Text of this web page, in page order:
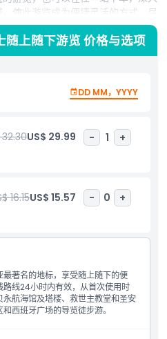
使此游览成为便捷灵活的方式，尽
市观光巴士随上随下游览的最大优点
程。无论您是想参观历史遗址、在
此游览都让您自由探索塞维利亚。巴
下游览是完美选择。它是了解塞维
式，无需自己烦恼导航。
随上随下游览 价格与选项
DD MM，YYYY
32.30US$ 29.99 - 1 +
16.15US$ 15.57 - 0 +
著名的地标，享受随上随下的便
线24小时内有效，从首次使用时
航海馆及塔楼、救世主教堂和圣安
西班牙广场的导览徒步游。